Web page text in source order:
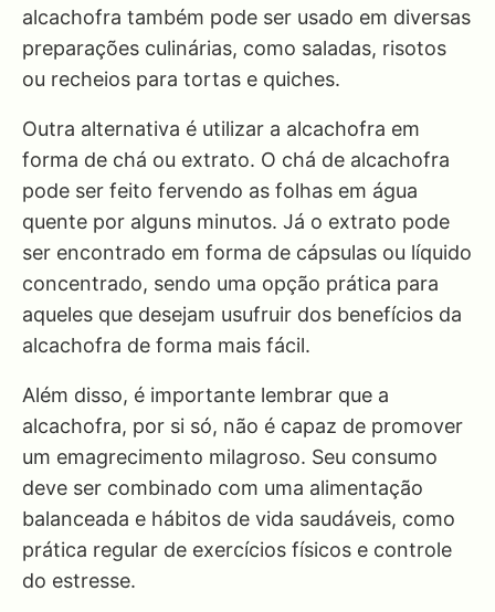
alcachofra também pode ser usado em diversas
preparações culinárias, como saladas, risotos
ou recheios para tortas e quiches.
Outra alternativa é utilizar a alcachofra em
forma de chá ou extrato. O chá de alcachofra
pode ser feito fervendo as folhas em água
quente por alguns minutos. Já o extrato pode
ser encontrado em forma de cápsulas ou líquido
concentrado, sendo uma opção prática para
aqueles que desejam usufruir dos benefícios da
alcachofra de forma mais fácil.
Além disso, é importante lembrar que a
alcachofra, por si só, não é capaz de promover
um emagrecimento milagroso. Seu consumo
deve ser combinado com uma alimentação
balanceada e hábitos de vida saudáveis, como
prática regular de exercícios físicos e controle
do estresse.